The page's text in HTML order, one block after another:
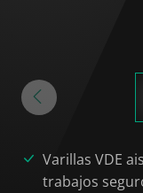
Varillas VDE
trabajos